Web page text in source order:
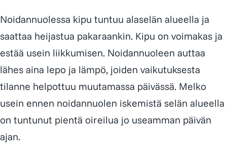
Noidannuolessa kipu tuntuu alaselän alueella ja
saattaa heijastua pakaraankin. Kipu on voimakas ja
estää usein liikkumisen. Noidannuoleen auttaa
lähes aina lepo ja lämpö, joiden vaikutuksesta
tilanne helpottuu muutamassa päivässä. Melko
usein ennen noidannuolen iskemistä selän alueella
on tuntunut pientä oireilua jo useamman päivän
ajan.